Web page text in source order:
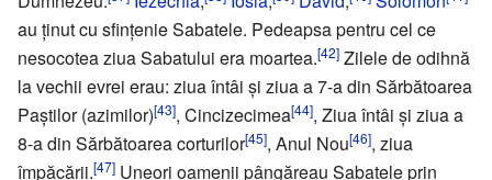
au ținut cu sfințenie Sabatele. Pedeapsa pentru cel ce
nesocotea ziua Sabatului era moartea.[42] Zilele de odihnă
la vechii evrei erau: ziua întâi și ziua a 7-a din Sărbătoarea
Paștilor (azimilor)[43], Cincizecimea[44], Ziua întâi și ziua a
8-a din Sărbătoarea corturilor[45], Anul Nou[46], ziua
împăcării.[47] Uneori oamenii pângăreau Sabatele prin